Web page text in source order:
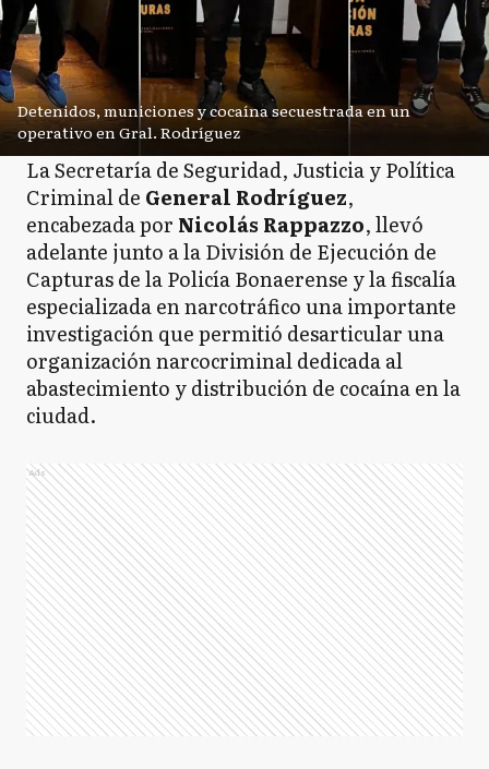
Detenidos, municiones y cocaína secuestrada en un
operativo en Gral. Rodríguez
La Secretaría de Seguridad, Justicia y Política
Criminal de General Rodríguez,
encabezada por Nicolás Rappazzo, llevó
adelante junto a la División de Ejecución de
Capturas de la Policía Bonaerense y la fiscalía
especializada en narcotráfico una importante
investigación que permitió desarticular una
organización narcocriminal dedicada al
abastecimiento y distribución de cocaína en la
ciudad.
Ads